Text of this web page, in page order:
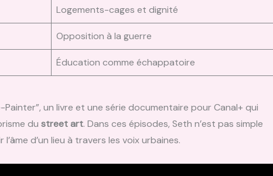
Logements-cages et dignité
Opposition à la guerre
Éducation comme échappatoire
un livre et une série documentaire pour Canal+ qui
du street art. Dans ces épisodes, Seth n’est pas simple
d’un lieu à travers les voix urbaines.